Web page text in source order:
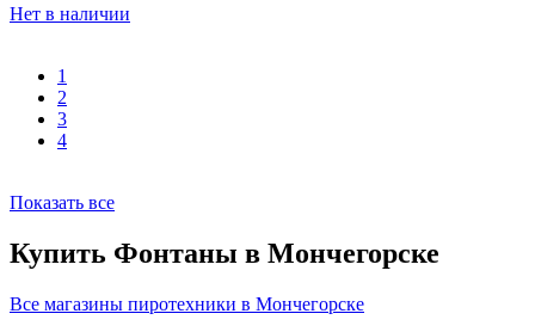
Нет в наличии
1
2
3
4
Показать все
Купить Фонтаны в Мончегорске
Все магазины пиротехники в Мончегорске